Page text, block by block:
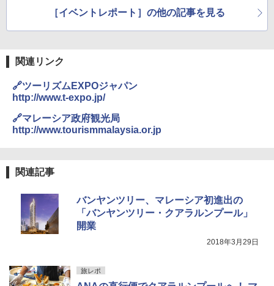
新しい日本地理 地図・統計・移動から読み
解く (講談社現代新書)
ュ(BC仕様) PATC-150B(EB)
広げるだけ パッとサッとテント キューブワ
イドプラス ブラックコーティング フルクロ
ーズ メッシュ 5人用 簡単設置 ポップアップ
テント PATCW-200B エクルベージュ
￥15,990
通気窓付き】収納袋付き UVカット 防水 防災
コンパクト iimono117 (ブルー)
￥3,180
はステージプログラム
［イベントレポート］の他の記事を見る
関連リンク
🔗ツーリズムEXPOジャパン
http://www.t-expo.jp/
🔗マレーシア政府観光局
http://www.tourismmalaysia.or.jp
関連記事
バンヤンツリー、マレーシア初進出の
「バンヤンツリー・クアラルンプール」
開業
2018年3月29日
旅レポ